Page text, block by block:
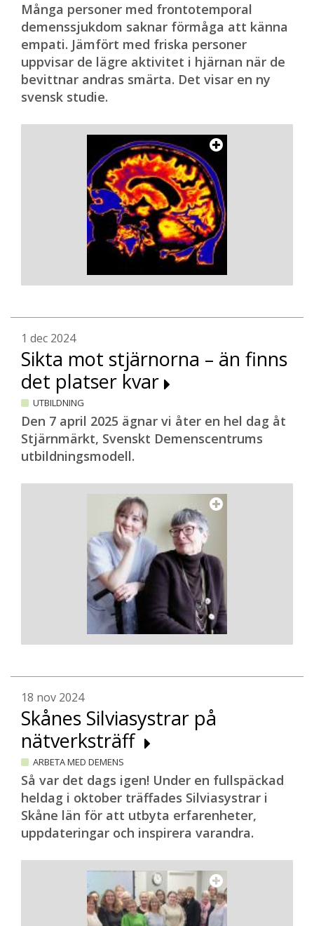
Många personer med frontotemporal
demenssjukdom saknar förmåga att känna
empati. Jämfört med friska personer
uppvisar de lägre aktivitet i hjärnan när de
bevittnar andras smärta. Det visar en ny
svensk studie.
1 dec 2024
Sikta mot stjärnorna – än finns
det platser kvar
UTBILDNING
Den 7 april 2025 ägnar vi åter en hel dag åt
Stjärnmärkt, Svenskt Demenscentrums
utbildningsmodell.
18 nov 2024
Skånes Silviasystrar på
nätverksträff
ARBETA MED DEMENS
Så var det dags igen! Under en fullspäckad
heldag i oktober träffades Silviasystrar i
Skåne län för att utbyta erfarenheter,
uppdateringar och inspirera varandra.